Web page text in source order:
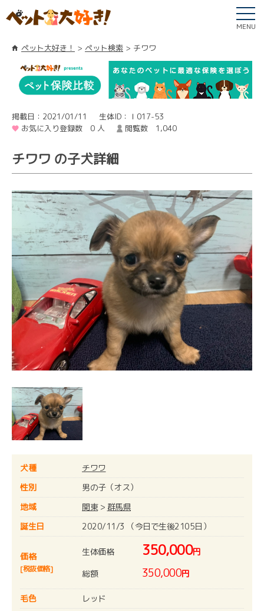
MENU
ペット大好き！ ペット検索 チワワ
掲載日：2021/01/11
生体ID：Ｉ017-53
お気に入り登録数 0 人
閲覧数 1,040
チワワ の子犬詳細
犬種
チワワ
性別
男の子（オス）
地域
関東> 群馬県
誕生日
2020/11/3 （今日で生後2105日）
価格
[税抜価格]
生体価格 350,000円
総額
350,000円
毛色
レッド